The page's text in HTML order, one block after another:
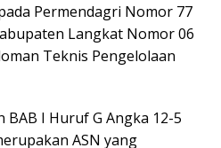
Permendagri Nomor 77
Langkat Nomor 06
Teknis Pengelolaan
BAB I Huruf G Angka 12-5
ASN yang